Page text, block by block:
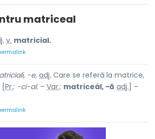
matriceal
v. matricial.
-e, adj. Care se referă la matrice,
Pr.: -ci-al. – Var.: matriceál, -ă adj. ] –